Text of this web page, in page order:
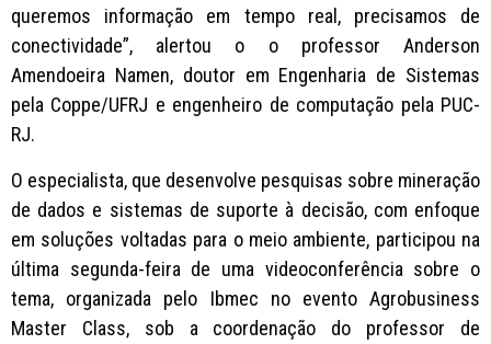
queremos informação em tempo real, precisamos de
conectividade”, alertou o o professor Anderson
Amendoeira Namen, doutor em Engenharia de Sistemas
pela Coppe/UFRJ e engenheiro de computação pela PUC-
RJ.
O especialista, que desenvolve pesquisas sobre mineração
de dados e sistemas de suporte à decisão, com enfoque
em soluções voltadas para o meio ambiente, participou na
última segunda-feira de uma videoconferência sobre o
tema, organizada pelo Ibmec no evento Agrobusiness
Master Class, sob a coordenação do professor de